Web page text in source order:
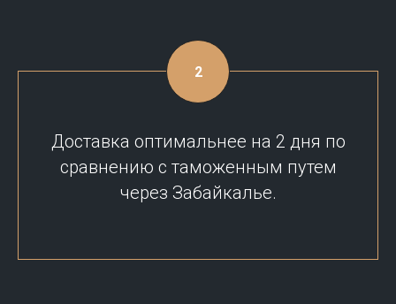
Доставка оптимальнее на 2 дня по
сравнению с таможенным путем
через Забайкалье.